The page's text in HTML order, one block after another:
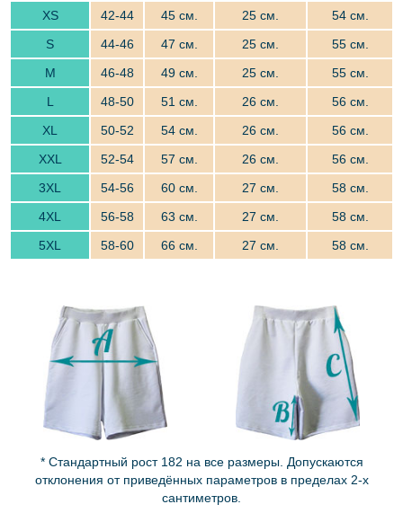
XS 42-44 45 см. 25 см.
54 см.
S
44-46 47 см. 25 см.
55 см.
M
46-48 49 см. 25 см.
55 см.
L
48-50 51 см. 26 см.
56 см.
XL
50-52 54 см. 26 см.
56 см.
XXL
52-54 57 см. 26 см.
56 см.
3XL
54-56 60 см. 27 см.
58 см.
4XL
56-58 63 см. 27 см.
58 см.
5XL
58-60 66 см. 27 см. 58 см.
* Cтандартный рост 182 на все размеры. Допускаются
отклонения от приведённых параметров в пределах 2-х
сантиметров.